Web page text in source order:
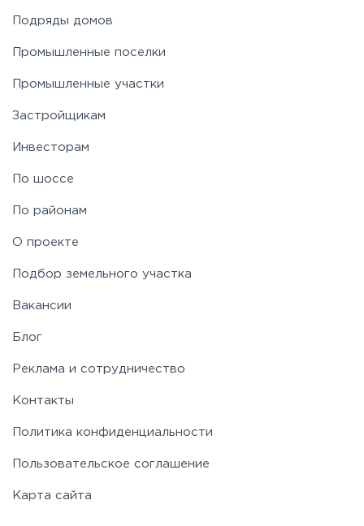
Подряды домов
Промышленные поселки
Промышленные участки
Застройщикам
Инвесторам
По шоссе
По районам
О проекте
Подбор земельного участка
Вакансии
Блог
Реклама и сотрудничество
Контакты
Политика конфиденциальности
Пользовательское соглашение
Карта сайта